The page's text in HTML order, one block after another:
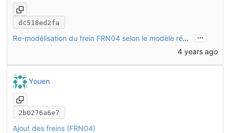
dc518ed2fa
Re-modélisation du frein FRN04 selon le modèle réel (Avid BB5)
...
4 years ago
Youen
2b0276a6e7
Ajout des freins (FRN04)